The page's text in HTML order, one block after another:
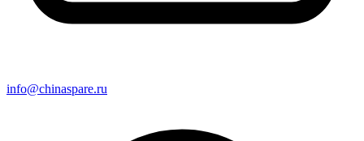
info@chinaspare.ru